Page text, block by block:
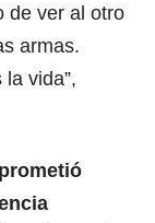
de ver al otro
armas.
vida”,